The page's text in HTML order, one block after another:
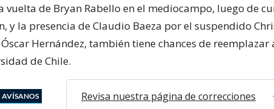
vuelta de Bryan Rabello en el mediocampo, luego de
y la presencia de Claudio Baeza por el suspendido
Hernández, también tiene chances de reemplazar
de Chile.
AVÍSANOS Revisa nuestra página de correcciones